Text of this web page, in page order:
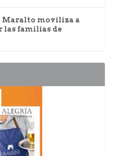
moviliza a
las familias de